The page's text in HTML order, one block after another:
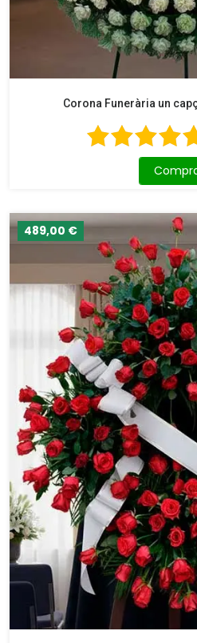
Corona Funerària un
489,00 €